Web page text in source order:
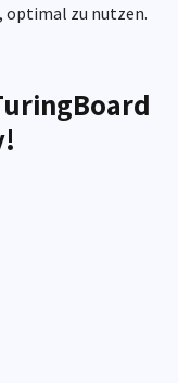
optimal zu nutzen.